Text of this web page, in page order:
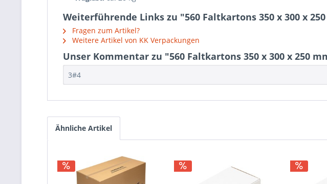
Weiterführende Links zu "560 Faltkartons 350 x 300 x
Fragen zum Artikel?
Weitere Artikel von KK Verpackungen
Unser Kommentar zu "560 Faltkartons 350 x 300 x 250
3#4
Ähnliche Artikel